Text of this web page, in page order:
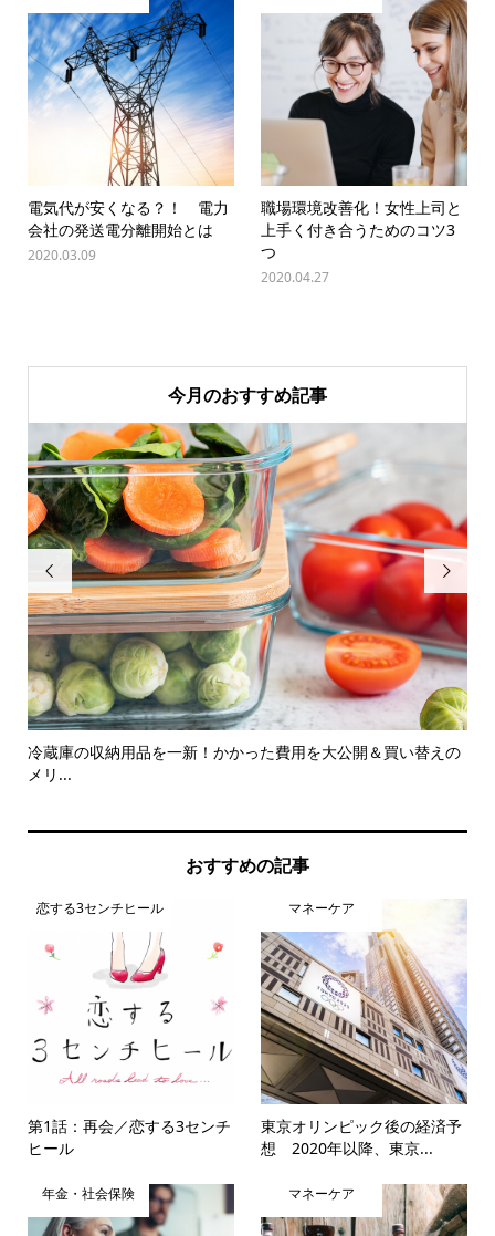
電気代が安くなる？！ 電力
会社の発送電分離開始とは
2020.03.09
職場環境改善化！女性上司と
上手く付き合うためのコツ3
つ
2020.04.27
今月のおすすめ記事

冷蔵庫の収納用品を一新！かかった費用を大公開＆買い替えの
メリ...

おすすめの記事
恋する3センチヒール
第1話：再会／恋する3センチ
ヒール
マネーケア
東京オリンピック後の経済予
想 2020年以降、東京...
年金・社会保険 マネーケア